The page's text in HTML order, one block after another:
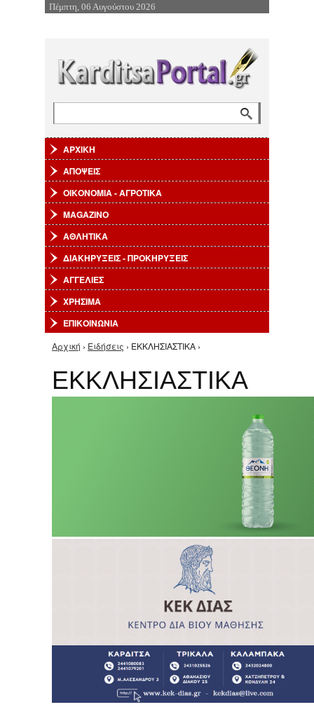
Επιστροφή στην Πλοήγηση
Πέμπτη, 06 Αυγούστου 2026
ΑΡΧΙΚΗ
ΑΠΟΨΕΙΣ
ΟΙΚΟΝΟΜΙΑ - ΑΓΡΟΤΙΚΑ
MAGAZINO
ΑΘΛΗΤΙΚΑ
ΔΙΑΚΗΡΥΞΕΙΣ - ΠΡΟΚΗΡΥΞΕΙΣ
ΑΓΓΕΛΙΕΣ
ΧΡΗΣΙΜΑ
ΕΠΙΚΟΙΝΩΝΙΑ
Είστε εδώ
Αρχική › Ειδήσεις › ΕΚΚΛΗΣΙΑΣΤΙΚΑ ›
ΕΚΚΛΗΣΙΑΣΤΙΚΑ